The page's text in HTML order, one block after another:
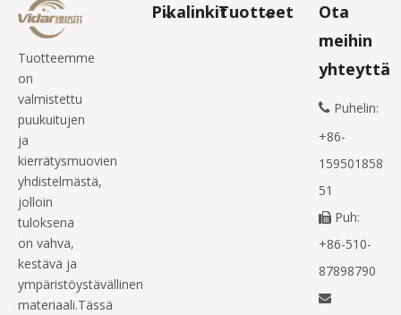
Tuotteemme
on
valmistettu
puukuitujen
ja
kierrätysmuovien
yhdistelmästä,
jolloin
tuloksena
on vahva,
kestävä ja
ympäristöystävällinen
materiaali.Tässä
PikalinkitTuotteet
Ota
meihin
yhteyttä
Puhelin:
+86-
159501858
51
Puh:
+86-510-
87898790
